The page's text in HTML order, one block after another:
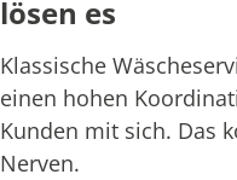
lösen es
Klassische
einen hohen
Kunden mit sich. Das
Nerven.